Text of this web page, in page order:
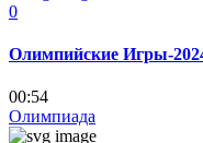
0
Олимпийские Игры-
00:54
Олимпиада